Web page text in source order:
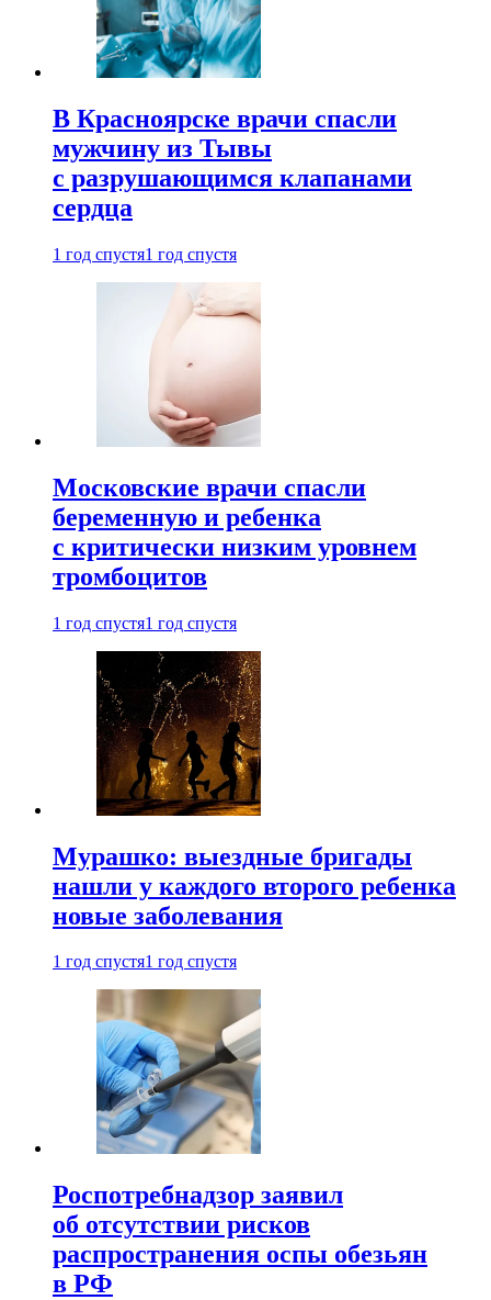
В Красноярске врачи спасли
мужчину из Тывы
с разрушающимся клапанами
сердца
1 год спустя1 год спустя
Московские врачи спасли
беременную и ребенка
с критически низким уровнем
тромбоцитов
1 год спустя1 год спустя
Мурашко: выездные бригады
нашли у каждого второго ребенка
новые заболевания
1 год спустя1 год спустя
Роспотребнадзор заявил
об отсутствии рисков
распространения оспы обезьян
в РФ